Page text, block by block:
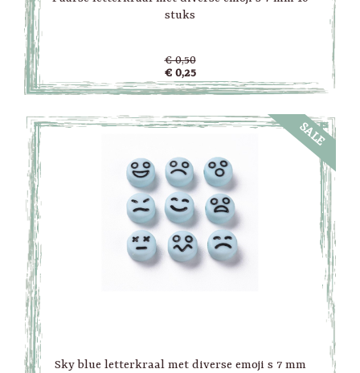
stuks
€ 0,50
€ 0,25
SALE
Sky blue letterkraal met diverse emoji s 7 mm